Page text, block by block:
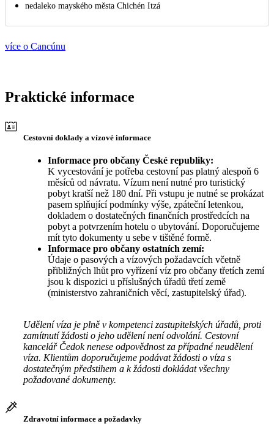
nedaleko mayského města Chichén Itzá
více o Cancúnu
Praktické informace
Cestovní doklady a vízové informace
Informace pro občany České republiky:
K vycestování je potřeba cestovní pas platný alespoň 6
měsíců od návratu. Vízum není nutné pro turistický
pobyt kratší než 180 dní. Při vstupu je nutné se prokázat
pasem splňující podmínky výše, zpáteční letenkou,
dokladem o dostatečných finančních prostředcích na
pobyt a potvrzením hotelu o ubytování. Doporučujeme
mít tyto dokumenty u sebe v tištěné formě.
Informace pro občany ostatních zemí:
Údaje o pasových a vízových požadavcích včetně
přibližných lhůt pro vyřízení víz pro občany třetích zemí
jsou k dispozici u příslušných úřadů třetí země
(ministerstvo zahraničních věcí, zastupitelský úřad).
Udělení víza je plně v kompetenci zastupitelských úřadů, proti
zamítnutí žádosti o jeho udělení není odvolání. Cestovní
kancelář Čedok nenese odpovědnost za případné neudělení
víza. Klientům doporučujeme podávat žádosti o víza s
dostatečným předstihem a k žádosti dokládat všechny
požadované dokumenty.
Zdravotní informace a požadavky